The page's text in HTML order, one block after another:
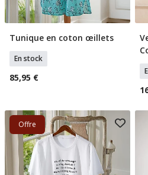
Sélectionner Tailles
Tunique en coton œillets
En stock
85,95 €
Offre